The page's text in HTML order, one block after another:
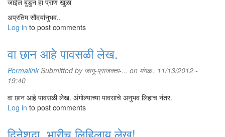
जाईल बुडुन हा प्राण खुळा
अप्रतिम सौंदर्यानुभव..
Log in to post comments
वा छान आहे पावसळी लेख.
Permalink Submitted by जागू-प्राजक्ता-... on मंगळ., 11/13/2012 -
19:40
वा छान आहे पावसळी लेख. अंगोल्याच्या पावसाचे अनुभव लिहाच नंतर.
Log in to post comments